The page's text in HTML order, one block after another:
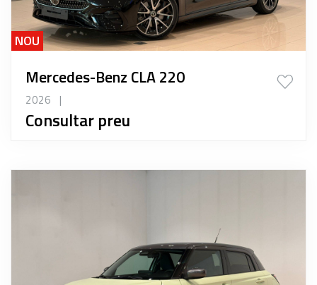
NOU
Mercedes-Benz CLA 220
2026 |
Consultar preu